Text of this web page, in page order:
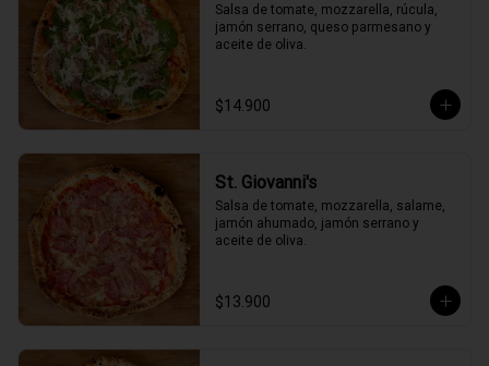
Salsa de tomate, mozzarella, rúcula,
jamón serrano, queso parmesano y
aceite de oliva.
$14.900
St. Giovanni's
Salsa de tomate, mozzarella, salame,
jamón ahumado, jamón serrano y
aceite de oliva.
$13.900